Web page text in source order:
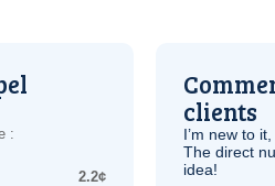
:
2.2¢
clients
I’m new to
The direct
idea!